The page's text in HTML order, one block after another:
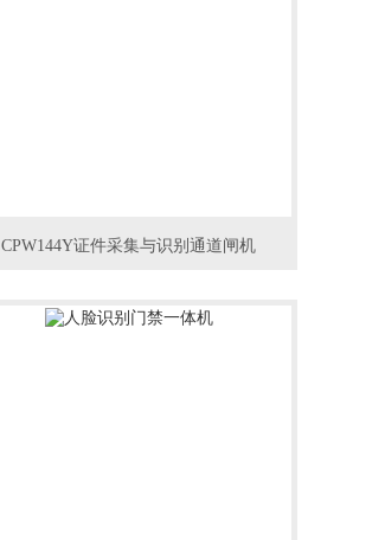
CPW144Y证件采集与识别通道闸机